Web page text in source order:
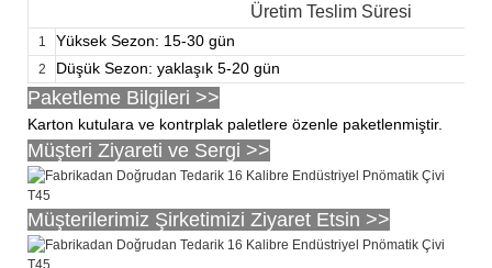
Üretim Teslim Süresi
1 Yüksek Sezon: 15-30 gün
2 Düşük Sezon: yaklaşık 5-20 gün
Paketleme Bilgileri >>
Karton kutulara ve kontrplak paletlere özenle paketlenmiştir.
Müşteri Ziyareti ve Sergi >>
Müşterilerimiz Şirketimizi Ziyaret Etsin >>